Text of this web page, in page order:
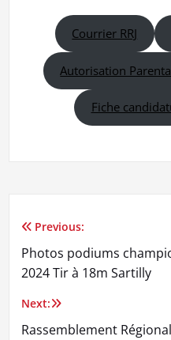
Courrier RRJ
Autorisation
Fiche
Navigation
de
l’article
Previous:
Photos podiums
2024 Tir à 18m Sartilly
Next:
Rassemblement